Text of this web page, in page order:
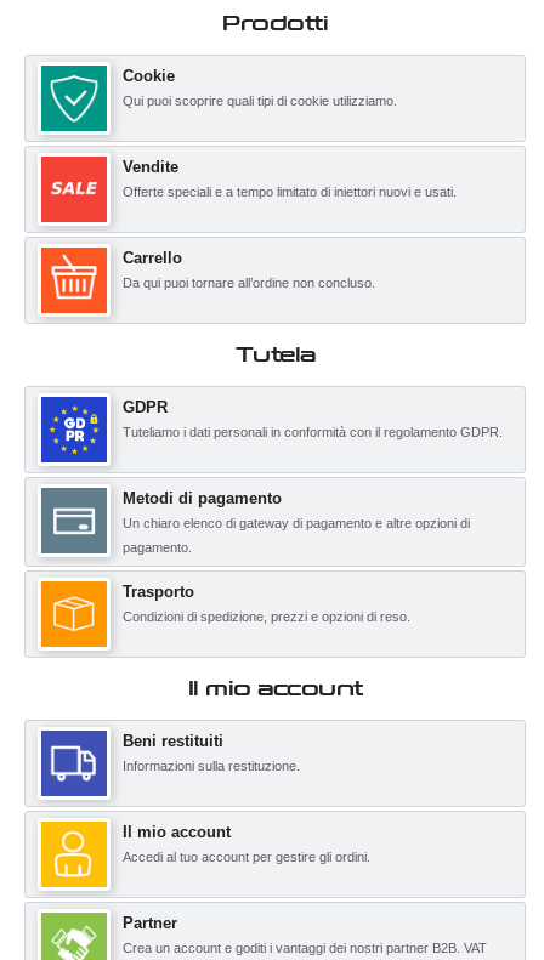
Prodotti
Cookie
Qui puoi scoprire quali tipi di cookie utilizziamo.
Vendite
Offerte speciali e a tempo limitato di iniettori nuovi e usati.
Carrello
Da qui puoi tornare all’ordine non concluso.
Tutela
GDPR
Tuteliamo i dati personali in conformità con il regolamento GDPR.
Metodi di pagamento
Un chiaro elenco di gateway di pagamento e altre opzioni di
pagamento.
Trasporto
Condizioni di spedizione, prezzi e opzioni di reso.
Il mio account
Beni restituiti
Informazioni sulla restituzione.
Il mio account
Accedi al tuo account per gestire gli ordini.
Partner
Crea un account e goditi i vantaggi dei nostri partner B2B. VAT